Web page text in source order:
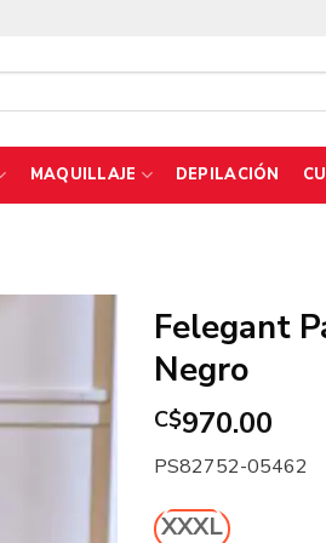
MAQUILLAJE DEPILACIÓN
Felegant
Negro
C$970.00
PS82752-05462
XXXL